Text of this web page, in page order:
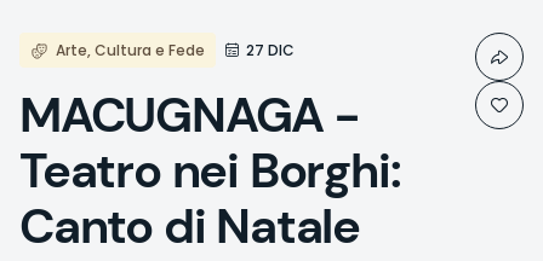
Arte, Cultura e Fede 27 DIC
MACUGNAGA -
Teatro nei Borghi:
Canto di Natale